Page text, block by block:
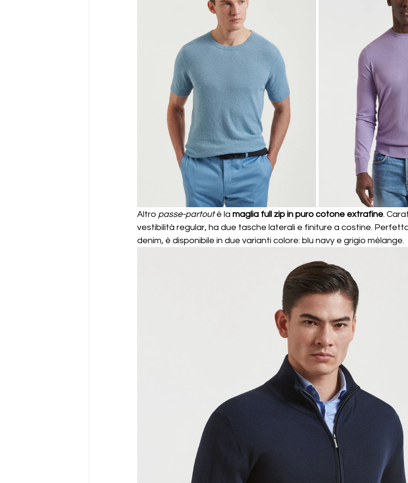
Altro passe-partout è la maglia full zip in puro cotone extrafine.
vestibilità regular, ha due tasche laterali e finiture a costine.
denim, è disponibile in due varianti colore: blu navy e grigio mélange.